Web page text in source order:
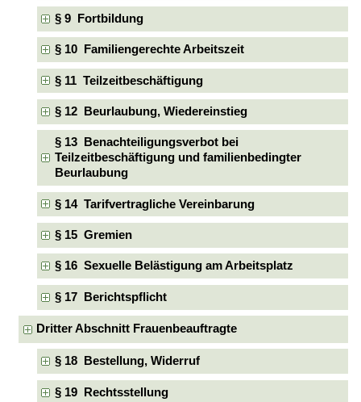
§ 9 Fortbildung
§ 10 Familiengerechte Arbeitszeit
§ 11 Teilzeitbeschäftigung
§ 12 Beurlaubung, Wiedereinstieg
§ 13 Benachteiligungsverbot bei
Teilzeitbeschäftigung und familienbedingter
Beurlaubung
§ 14 Tarifvertragliche Vereinbarung
§ 15 Gremien
§ 16 Sexuelle Belästigung am Arbeitsplatz
§ 17 Berichtspflicht
Dritter Abschnitt Frauenbeauftragte
§ 18 Bestellung, Widerruf
§ 19 Rechtsstellung